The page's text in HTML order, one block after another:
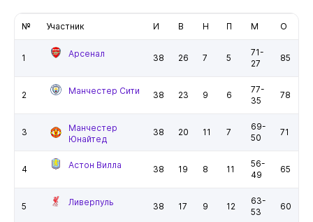
№ Участник И В Н П М О
1 Арсенал 38 26 7 5
71-
27
85
2 Манчестер Сити 38 23 9 6
77-
35
78
3
Манчестер
Юнайтед
38 20 11 7
69-
50
71
4 Астон Вилла 38 19 8 11
56-
49
65
5 Ливерпуль 38 17 9 12
63-
53
60